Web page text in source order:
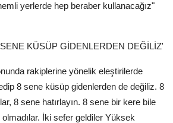
yerlerde hep beraber kullanacağız"
KÜSÜP GİDENLERDEN DEĞİLİZ'
rakiplerine yönelik eleştirilerde
8 sene küsüp gidenlerden de değiliz. 8
8 sene hatırlayın. 8 sene bir kere bile
İki sefer geldiler Yüksek